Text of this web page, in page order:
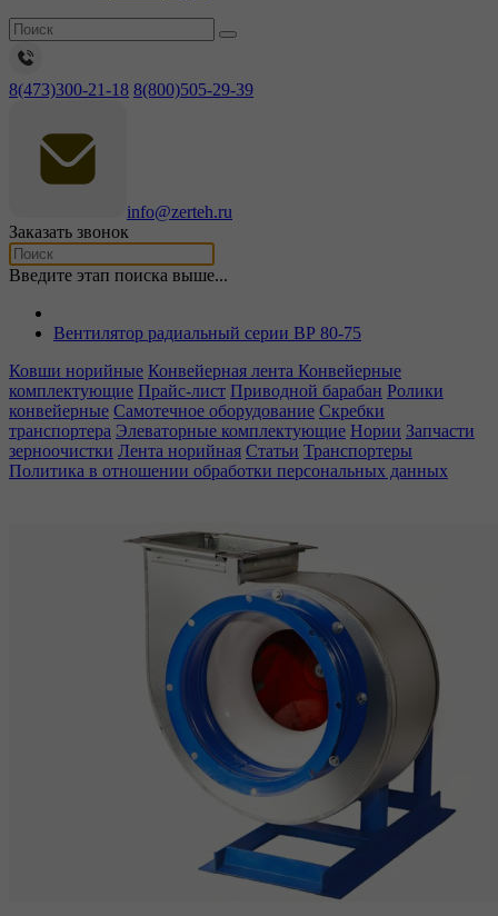
8(473)300-21-18 8(800)505-29-39
info@zerteh.ru
Заказать звонок
Введите этап поиска выше...
Вентилятор радиальный серии ВР 80-75
Ковши норийные Конвейерная лента Конвейерные
комплектующие Прайс-лист Приводной барабан Ролики
конвейерные Самотечное оборудование Скребки
транспортера Элеваторные комплектующие Нории Запчасти
зерноочистки Лента норийная Статьи Транспортеры
Политика в отношении обработки персональных данных